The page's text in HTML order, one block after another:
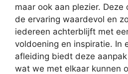
maar ook aan plezier.
de ervaring waardevol en
iedereen achterblijft met
voldoening en inspiratie. In
afleiding biedt deze
wat we met elkaar kunnen